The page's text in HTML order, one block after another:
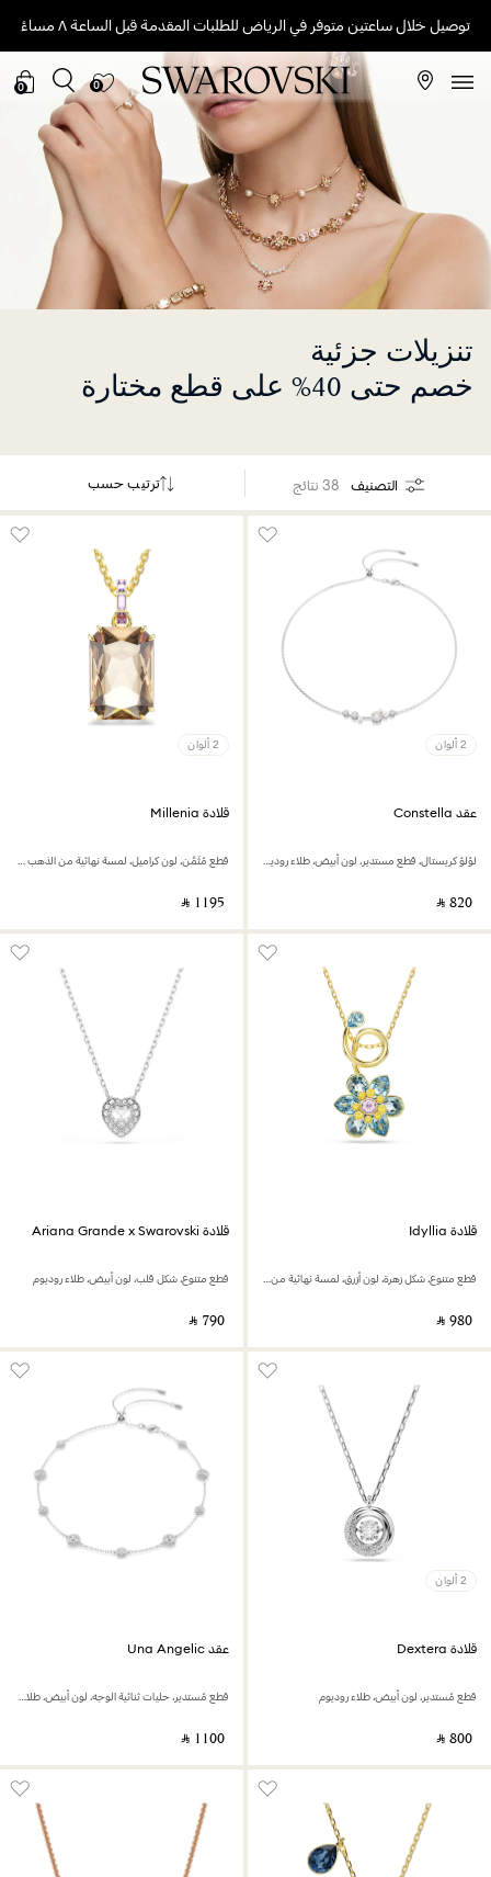
توصيل خلال ساعتين متوفر في الرياض للطلبات المقدمة قبل الساعة ٨ مساءً
0
0
تنزيلات جزئية
خصم حتى 40% على قطع مختارة
التصنيف 38 نتائج ترتيب حسب
2 ألوان
عقد Constella
لؤلؤ كريستال، قطع مستدير، لون أبيض، طلاء روديوم
‎ ⃁ ⁦820⁩ ‎
2 ألوان
قلادة Millenia
قطع مُثَمَّن، لون كراميل، لمسة نهائية من الذهب عيار 18 قيراط
‎ ⃁ ⁦1195⁩ ‎
قلادة Idyllia
قطع متنوع، شكل زهرة، لون أزرق، لمسة نهائية من الذهب عيار 18 قيراط
‎ ⃁ ⁦980⁩ ‎
قلادة Ariana Grande x Swarovski
قطع متنوع، شكل قلب، لون أبيض، طلاء روديوم
‎ ⃁ ⁦790⁩ ‎
2 ألوان
قلادة Dextera
قطع مُستدير، لون أبيض، طلاء روديوم
‎ ⃁ ⁦800⁩ ‎
عقد Una Angelic
قطع مُستدير، حليات ثنائية الوجه، لون أبيض، طلاء روديوم
‎ ⃁ ⁦1100⁩ ‎